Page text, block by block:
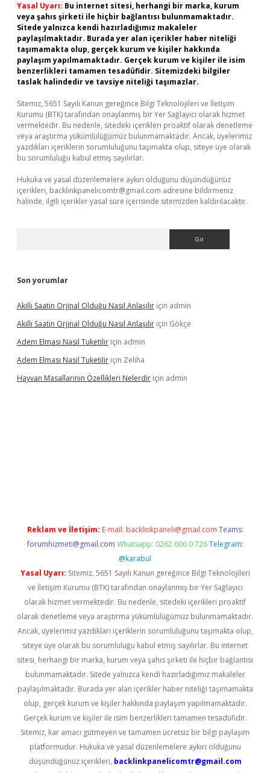
Yasal Uyarı: Bu internet sitesi, herhangi bir marka, kurum
veya şahıs şirketi ile hiçbir bağlantısı bulunmamaktadır.
Sitede yalnızca kendi hazırladığımız makaleler
paylaşılmaktadır. Burada yer alan içerikler haber niteliği
taşımamakta olup, gerçek kurum ve kişiler hakkında
paylaşım yapılmamaktadır. Gerçek kurum ve kişiler ile isim
benzerlikleri tamamen tesadüfidir. Sitemizdeki bilgiler
taslak halindedir ve tavsiye niteliği taşımazlar.
Sitemiz, 5651 Sayılı Kanun gereğince Bilgi Teknolojileri ve İletişim
Kurumu (BTK) tarafından onaylanmış bir Yer Sağlayıcı olarak hizmet
vermektedir. Bu nedenle, sitedeki içerikleri proaktif olarak denetleme
veya araştırma yükümlülüğümüz bulunmamaktadır. Ancak, üyelerimiz
yazdıkları içeriklerin sorumluluğunu taşımakta olup, siteye üye olarak
bu sorumluluğu kabul etmiş sayılırlar.
Hukuka ve yasal düzenlemelere aykırı olduğunu düşündüğünüz
içerikleri, backlinkpanelicomtr@gmail.com adresine bildirmeniz
halinde, ilgili içerikler yasal süre içerisinde sitemizden kaldırılacaktır.
Son yorumlar
Akıllı Saatin Orjinal Olduğu Nasıl Anlaşılır için admin
Akıllı Saatin Orjinal Olduğu Nasıl Anlaşılır için Gökçe
Adem Elması Nasil Tuketilir için admin
Adem Elması Nasil Tuketilir için Zeliha
Hayvan Masallarının Özellikleri Nelerdir için admin
Reklam ve İletişim: E-mail: backlinkpaneli@gmail.com Teams:
forumhizmeti@gmail.com Whatsapp: 0262 606 0 726 Telegram:
@karabul
Yasal Uyarı: Sitemiz, 5651 Sayılı Kanun gereğince Bilgi Teknolojileri
ve İletişim Kurumu (BTK) tarafından onaylanmış bir Yer Sağlayıcı
olarak hizmet vermektedir. Bu nedenle, sitedeki içerikleri proaktif
olarak denetleme veya araştırma yükümlülüğümüz bulunmamaktadır.
Ancak, üyelerimiz yazdıkları içeriklerin sorumluluğunu taşımakta olup,
siteye üye olarak bu sorumluluğu kabul etmiş sayılırlar. Bu internet
sitesi, herhangi bir marka, kurum veya şahıs şirketi ile hiçbir bağlantısı
bulunmamaktadır. Sitede yalnızca kendi hazırladığımız makaleler
paylaşılmaktadır. Burada yer alan içerikler haber niteliği taşımamakta
olup, gerçek kurum ve kişiler hakkında paylaşım yapılmamaktadır.
Gerçek kurum ve kişiler ile isim benzerlikleri tamamen tesadüfidir.
Sitemiz, kar amacı gütmeyen ve tamamen ücretsiz bir bilgi paylaşım
platformudur. Hukuka ve yasal düzenlemelere aykırı olduğunu
düşündüğünüz içerikleri, backlinkpanelicomtr@gmail.com